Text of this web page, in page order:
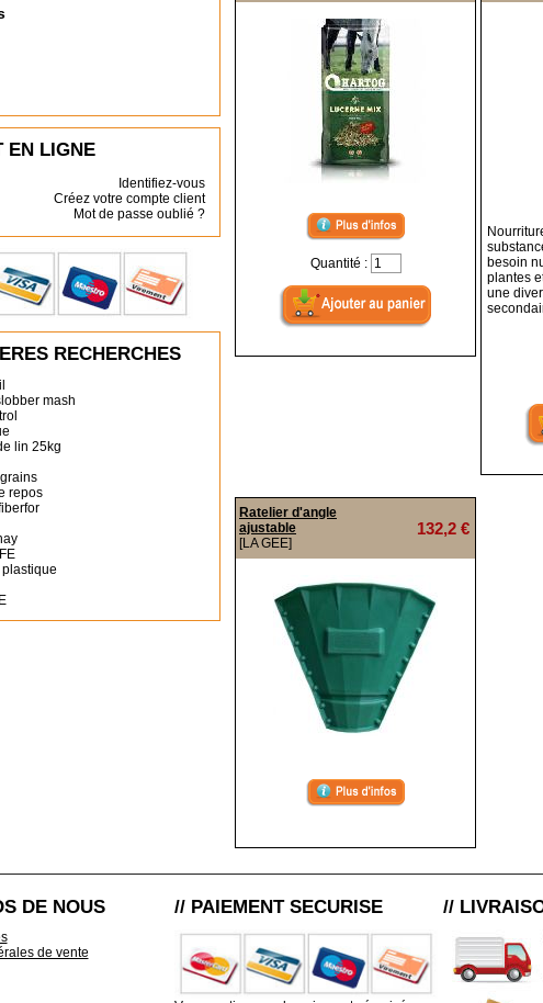
EN LIGNE
Identifiez-vous
Créez votre compte client
Mot de passe oublié ?
RECHERCHES
mash
lin 25kg
repos
plastique
Quantité :
besoin
plantes
une
Ratelier d'angle
ajustable
[LA GEE]
132,2 €
DE NOUS
de vente
// PAIEMENT SECURISE //